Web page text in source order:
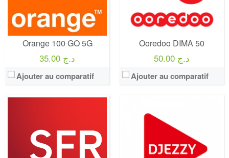
Orange 100 GO 5G
35.00 د.ج
Ajouter au comparatif
Ooredoo DIMA 50
50.00 د.ج
Ajouter au comparatif
Internet:internet 5G 150 GO
View Details →
Internet:1 Giga
View Details →
50 DA
50 DA
Operateur:
Orange 150 GO 5G
50€/MOIS Pendant 12 mois puis 65€/mois Engagement 12 mois
illimité